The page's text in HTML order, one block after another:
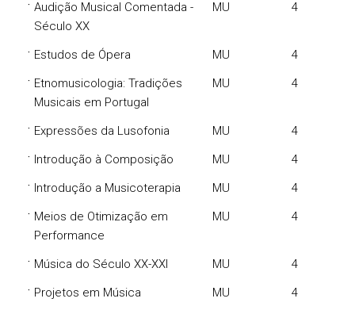
· Audição Musical Comentada -
Século XX
MU 4
· Estudos de Ópera MU 4
· Etnomusicologia: Tradições
Musicais em Portugal
MU 4
· Expressões da Lusofonia MU 4
· Introdução à Composição MU 4
· Introdução a Musicoterapia MU 4
· Meios de Otimização em
Performance
MU 4
· Música do Século XX-XXI MU 4
· Projetos em Música MU 4